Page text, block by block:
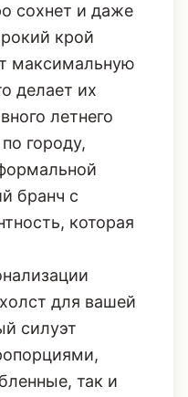
сохнет и даже
крой
максимальную
делает их
летнего
городу,
бранч с
которая
для вашей
силуэт
так и